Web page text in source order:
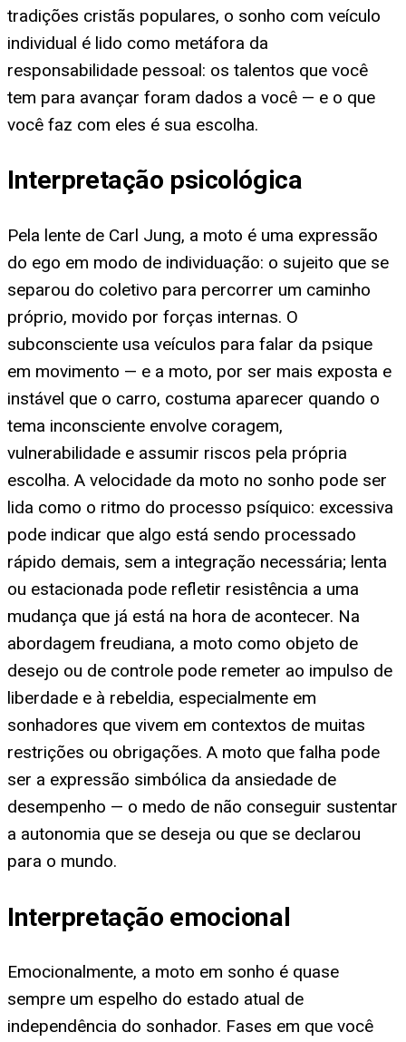
tradições cristãs populares, o sonho com veículo
individual é lido como metáfora da
responsabilidade pessoal: os talentos que você
tem para avançar foram dados a você — e o que
você faz com eles é sua escolha.
Interpretação psicológica
Pela lente de Carl Jung, a moto é uma expressão
do ego em modo de individuação: o sujeito que se
separou do coletivo para percorrer um caminho
próprio, movido por forças internas. O
subconsciente usa veículos para falar da psique
em movimento — e a moto, por ser mais exposta e
instável que o carro, costuma aparecer quando o
tema inconsciente envolve coragem,
vulnerabilidade e assumir riscos pela própria
escolha. A velocidade da moto no sonho pode ser
lida como o ritmo do processo psíquico: excessiva
pode indicar que algo está sendo processado
rápido demais, sem a integração necessária; lenta
ou estacionada pode refletir resistência a uma
mudança que já está na hora de acontecer. Na
abordagem freudiana, a moto como objeto de
desejo ou de controle pode remeter ao impulso de
liberdade e à rebeldia, especialmente em
sonhadores que vivem em contextos de muitas
restrições ou obrigações. A moto que falha pode
ser a expressão simbólica da ansiedade de
desempenho — o medo de não conseguir sustentar
a autonomia que se deseja ou que se declarou
para o mundo.
Interpretação emocional
Emocionalmente, a moto em sonho é quase
sempre um espelho do estado atual de
independência do sonhador. Fases em que você